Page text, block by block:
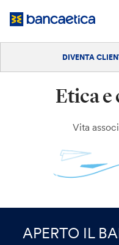
Diventa cliente
DIVENTA
Etica
Vita
APERTO IL